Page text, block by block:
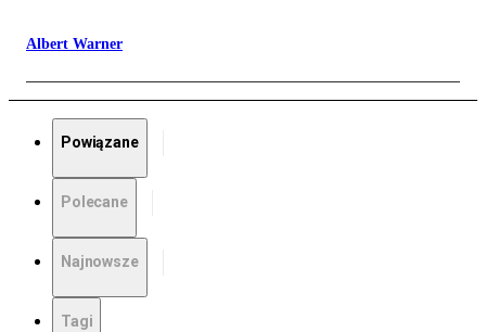
Albert Warner
Powiązane
Polecane
Najnowsze
Tagi